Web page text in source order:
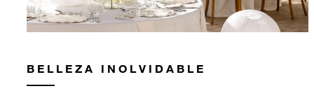
BELLEZA INOLVIDABLE